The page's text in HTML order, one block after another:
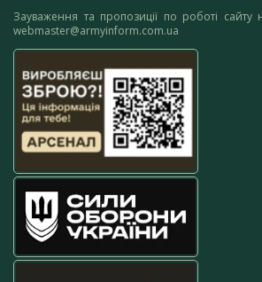
Зауваження та пропозиції по роботі сайту
webmaster@armyinform.com.ua